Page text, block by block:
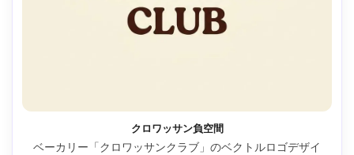
クロワッサン負空間
ベーカリー「クロワッサンクラブ」のベクトルロゴデザイ